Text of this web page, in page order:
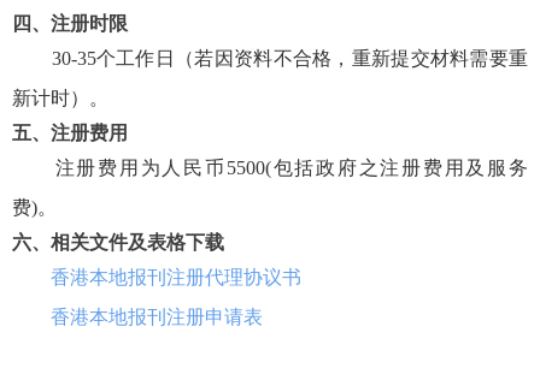
四、注册时限
30-35个工作日（若因资料不合格，重新提交材料需要重
新计时）。
五、注册费用
注册费用为人民币5500(包括政府之注册费用及服务
费)。
六、相关文件及表格下载
香港本地报刊注册代理协议书
香港本地报刊注册申请表